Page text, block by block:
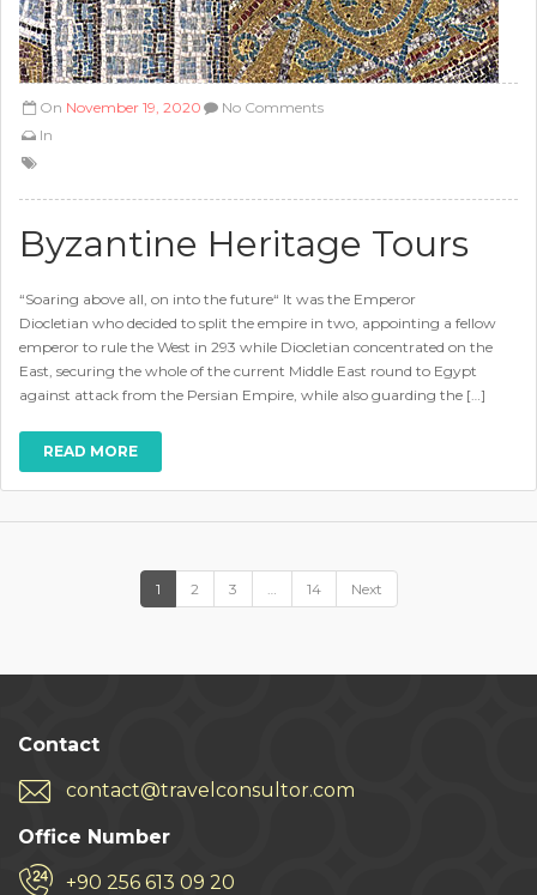
On November 19, 2020
In
No Comments
Byzantine Heritage Tours
“Soaring above all, on into the future“ It was the Emperor
Diocletian who decided to split the empire in two, appointing a fellow
emperor to rule the West in 293 while Diocletian concentrated on the
East, securing the whole of the current Middle East round to Egypt
against attack from the Persian Empire, while also guarding the […]
READ MORE
1 2 3 14 Next
Contact
contact@travelconsultor.com
Office Number
+90 256 613 09 20